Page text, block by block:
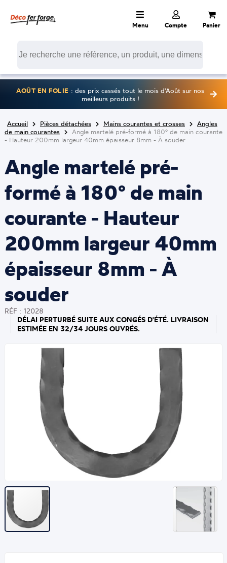
Menu Compte Panier
AOÛT EN FOLIE : des prix cassés tout le mois d'Août sur nos
meilleurs produits !
Accueil Pièces détachées Mains courantes et crosses
Angles
de main courantes
Angle martelé pré-formé à 180° de main courante
- Hauteur 200mm largeur 40mm épaisseur 8mm - À souder
Angle martelé pré-
formé à 180° de main
courante - Hauteur
200mm largeur 40mm
épaisseur 8mm - À
souder
RÉF : 12028
DÉLAI PERTURBÉ SUITE AUX CONGÉS D'ÉTÉ. LIVRAISON
ESTIMÉE EN 32/34 JOURS OUVRÉS.